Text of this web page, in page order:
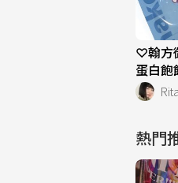
♡翰方
蛋白飽
Rita
熱門